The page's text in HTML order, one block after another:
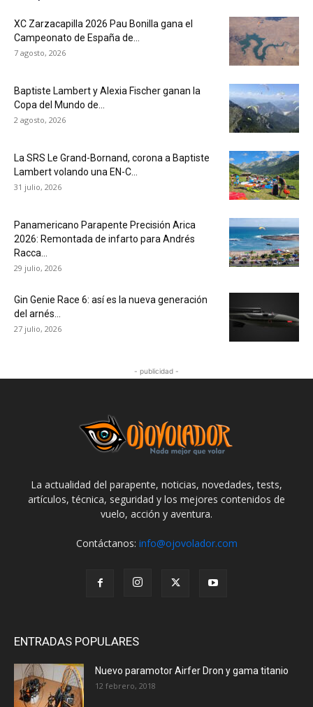
XC Zarzacapilla 2026 Pau Bonilla gana el
Campeonato de España de...
7 agosto, 2026
Baptiste Lambert y Alexia Fischer ganan la
Copa del Mundo de...
2 agosto, 2026
La SRS Le Grand-Bornand, corona a Baptiste
Lambert volando una EN-C...
31 julio, 2026
Panamericano Parapente Precisión Arica
2026: Remontada de infarto para Andrés
Racca...
29 julio, 2026
Gin Genie Race 6: así es la nueva generación
del arnés...
27 julio, 2026
- publicidad -
La actualidad del parapente, noticias, novedades, tests,
artículos, técnica, seguridad y los mejores contenidos de
vuelo, acción y aventura.
Contáctanos: info@ojovolador.com
ENTRADAS POPULARES
Nuevo paramotor Airfer Dron y gama titanio
12 febrero, 2018